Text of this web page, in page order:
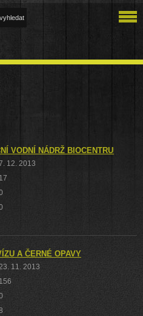
VODNÍ NÁDRŽ BIOCENTRUM
12. 2013
17
A ČERNÉ OPAVY
11. 2013
156